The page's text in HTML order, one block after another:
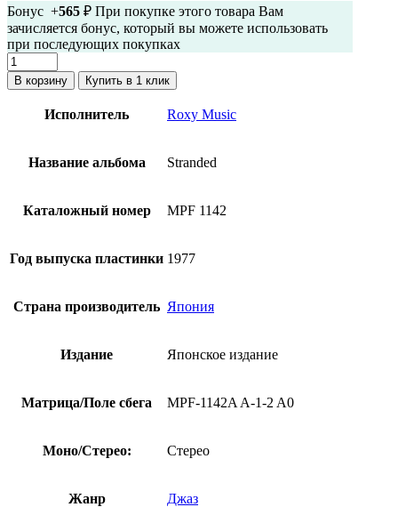
Бонус +565 ₽ При покупке этого товара Вам
зачисляется бонус, который вы можете использовать
при последующих покупках
Количество
товара
Roxy
(Виниловая
пластинка,
1977,
В корзину Купить в 1 клик
Исполнитель Roxy Music
Название альбома Stranded
Каталожный номер MPF 1142
Год выпуска пластинки 1977
Страна производитель Япония
Издание Японское издание
Матрица/Поле сбега MPF-1142A A-1-2 A0
Моно/Стерео: Стерео
Жанр Джаз